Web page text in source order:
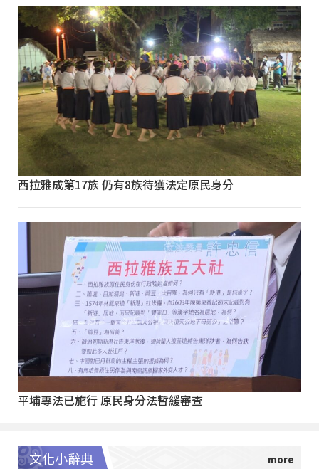
西拉雅成第17族 仍有8族待獲法定原民身分
平埔專法已施行 原民身分法暫緩審查
文化小辭典